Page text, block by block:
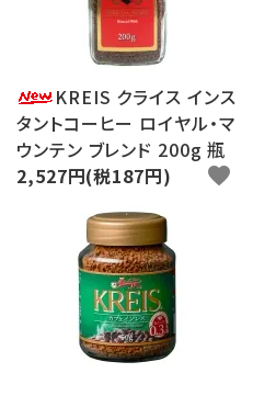
KREIS クライス インス
タントコーヒー ロイヤル・マ
ウンテン ブレンド 200g 瓶
2,527円(税187円)
favorite